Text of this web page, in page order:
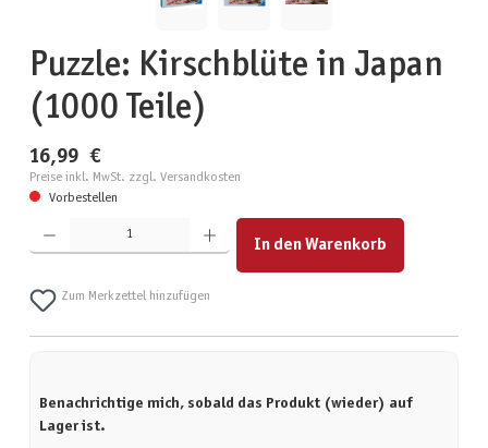
Puzzle: Kirschblüte in Japan
(1000 Teile)
16,99 €
Preise inkl. MwSt. zzgl. Versandkosten
Vorbestellen
Produkt Anzahl: Gib den gewünschten Wert ein oder benutze die Schaltflächen um die Anzahl zu
In den Warenkorb
Zum Merkzettel hinzufügen
Benachrichtige mich, sobald das Produkt (wieder) auf
Lager ist.